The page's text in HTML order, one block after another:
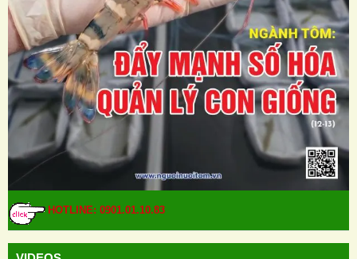
HOTLINE: 0901.01.10.83